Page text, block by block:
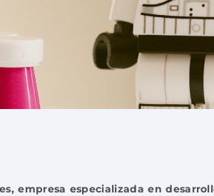
empresa especializada en